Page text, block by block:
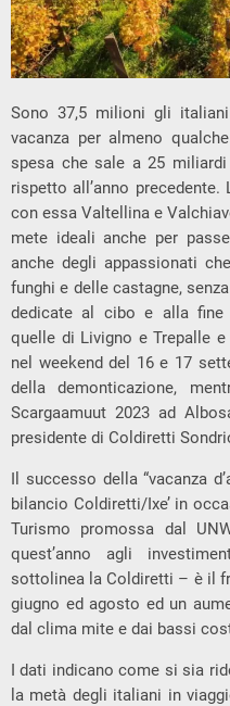
Sono 37,5 milioni gli
vacanza per almeno
spesa che sale a 25
rispetto all’anno
con essa Valtellina e
mete ideali anche per
anche degli appassionati
funghi e delle castagne,
dedicate al cibo e alla fine
quelle di Livigno e Trepalle
nel weekend del 16 e 17
della demonticazione,
Scargaamuut 2023 ad
presidente di Coldiretti
Il successo della “vacanza
bilancio Coldiretti/Ixe’ in
Turismo promossa dal
quest’anno agli
sottolinea la Coldiretti – è il
giugno ed agosto ed un
dal clima mite e dai bassi
I dati indicano come si sia
la metà degli italiani in